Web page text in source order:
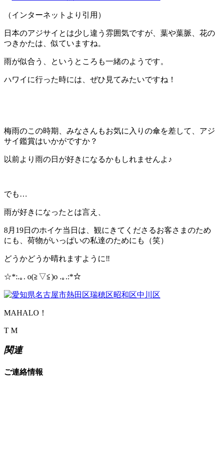
（インターネットより引用）
日本のアジサイとは少し違う雰囲気ですが、葉や葉脈、花の
つきかたは、似ていますね。
雨が似合う、というところも一緒のようです。
ハワイに行った時には、ぜひ見てみたいですね！
梅雨のこの時期、みなさんもお気に入りの傘を差して、アジ
サイ鑑賞はいかがですか？
以前より雨の日が好きになるかもしれませんよ♪
でも…
雨が好きになったとは言え、
8月19日のホイケ当日は、観にきてくださるお客さまのため
にも、荷物がいっぱいの私達のためにも（笑）
どうかどうか晴れますように‼
☆*:.｡. o(≧▽≦)o .｡.:*☆
MAHALO！
T M
関連
ご連絡情報